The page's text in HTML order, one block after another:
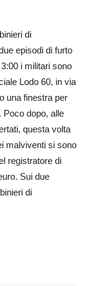
di
episodi di furto
i militari sono
Lodo 60, in via
una finestra per
Poco dopo, alle
questa volta
malviventi si sono
registratore di
Sui due
di